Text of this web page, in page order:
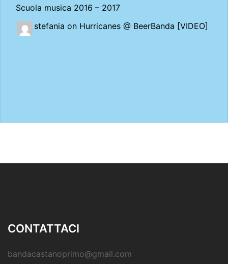
Scuola musica 2016 – 2017
stefania on Hurricanes @ BeerBanda [VIDEO]
CONTATTACI
bandacastanoprimo@gmail.com